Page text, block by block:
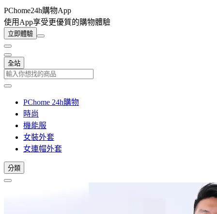
PChome24h購物App
使用App享受更優質的購物體驗
立即體驗
全站
PChome 24h購物
時尚
機能服
女裝外套
女連帽外套
分類